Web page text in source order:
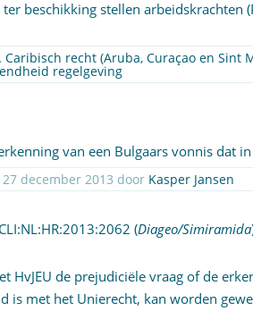
beschikking stellen arbeidskrachten
,Caribisch recht (Aruba, Curaçao en Sint
regelgeving
van een Bulgaars vonnis dat
CB 2013-210 Geplaatst op 27 december 2013 door Kasper Jansen
(Diageo/Simiramida
HvJEU de prejudiciële vraag of de
is met het Unierecht, kan worden